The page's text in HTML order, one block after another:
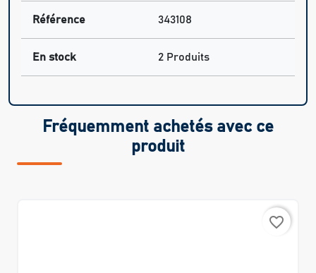
Référence 343108
En stock 2 Produits
Fréquemment achetés avec ce
produit
favorite_border